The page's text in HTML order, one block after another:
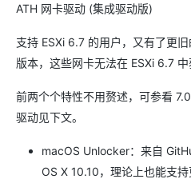
ATH 网卡驱动 (集成驱动版)
支持 ESXi 6.7 的用户，又有了更
版本，这些网卡无法在 ESXi 6.7 中
前两个个特性不用赘述，可参看
驱动见下文。
macOS Unlocker：来自
OS X 10.10，理论上也能支